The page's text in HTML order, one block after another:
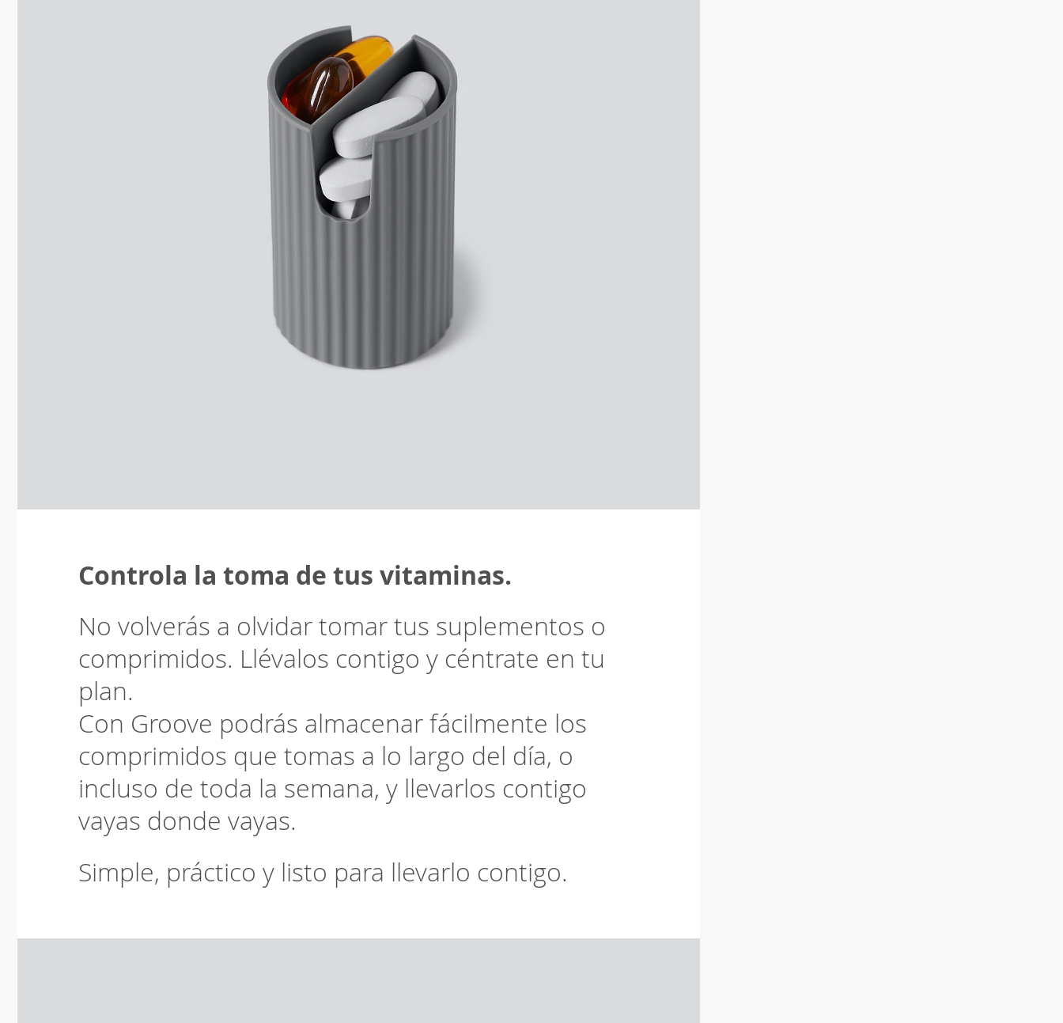
Controla la toma de tus vitaminas.
No volverás a olvidar tomar tus suplementos o
comprimidos. Llévalos contigo y céntrate en tu
plan.
Con Groove podrás almacenar fácilmente los
comprimidos que tomas a lo largo del día, o
incluso de toda la semana, y llevarlos contigo
vayas donde vayas.
Simple, práctico y listo para llevarlo contigo.